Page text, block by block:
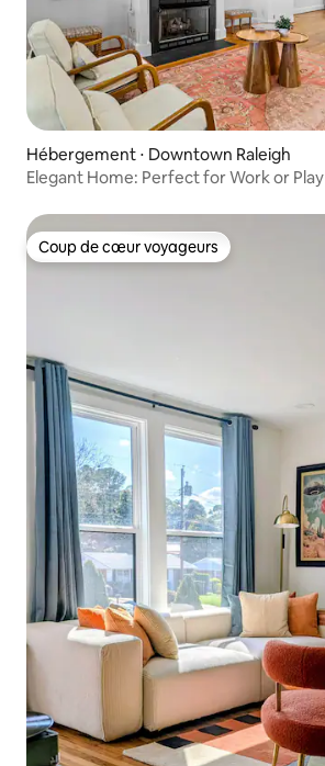
Hébergement ⋅ Downtown Raleigh
Elegant Home: Perfect for Work or Play
Coup de cœur voyageurs
Coup de cœur voyageurs